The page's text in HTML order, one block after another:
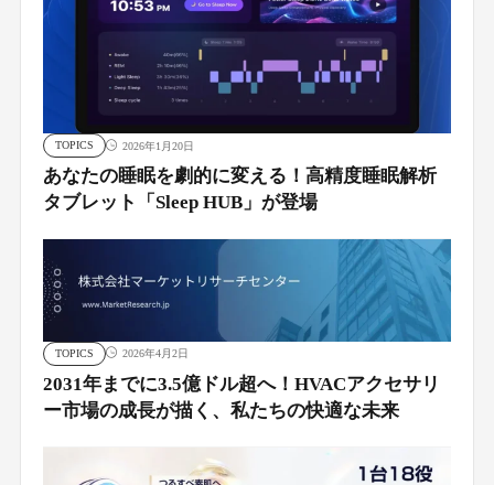
TOPICS 2026年1月20日
あなたの睡眠を劇的に変える！高精度睡眠解析
タブレット「Sleep HUB」が登場
TOPICS 2026年4月2日
2031年までに3.5億ドル超へ！HVACアクセサリ
ー市場の成長が描く、私たちの快適な未来